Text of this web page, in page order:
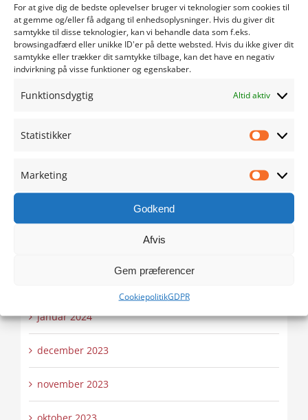
For at give dig de bedste oplevelser bruger vi teknologier som cookies til
at gemme og/eller få adgang til enhedsoplysninger. Hvis du giver dit
samtykke til disse teknologier, kan vi behandle data som f.eks.
browsingadfærd eller unikke ID'er på dette websted. Hvis du ikke giver dit
samtykke eller trækker dit samtykke tilbage, kan det have en negativ
indvirkning på visse funktioner og egenskaber.
Funktionsdygtig Altid aktiv
Statistikker
Marketing
Godkend
Afvis
Gem præferencer
CookiepolitikGDPR
oktober 2024
september 2024
maj 2024
januar 2024
december 2023
november 2023
oktober 2023